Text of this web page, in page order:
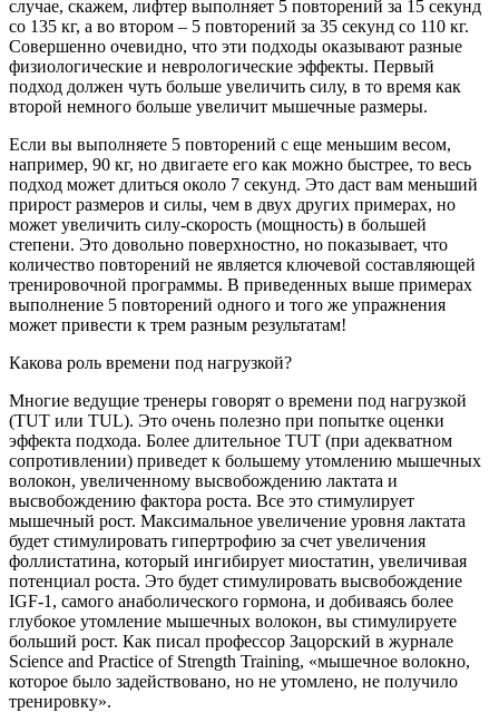
случае, скажем, лифтер выполняет 5 повторений за 15 секунд
со 135 кг, а во втором – 5 повторений за 35 секунд со 110 кг.
Совершенно очевидно, что эти подходы оказывают разные
физиологические и неврологические эффекты. Первый
подход должен чуть больше увеличить силу, в то время как
второй немного больше увеличит мышечные размеры.
Если вы выполняете 5 повторений с еще меньшим весом,
например, 90 кг, но двигаете его как можно быстрее, то весь
подход может длиться около 7 секунд. Это даст вам меньший
прирост размеров и силы, чем в двух других примерах, но
может увеличить силу-скорость (мощность) в большей
степени. Это довольно поверхностно, но показывает, что
количество повторений не является ключевой составляющей
тренировочной программы. В приведенных выше примерах
выполнение 5 повторений одного и того же упражнения
может привести к трем разным результатам!
Какова роль времени под нагрузкой?
Многие ведущие тренеры говорят о времени под нагрузкой
(TUT или TUL). Это очень полезно при попытке оценки
эффекта подхода. Более длительное TUT (при адекватном
сопротивлении) приведет к большему утомлению мышечных
волокон, увеличенному высвобождению лактата и
высвобождению фактора роста. Все это стимулирует
мышечный рост. Максимальное увеличение уровня лактата
будет стимулировать гипертрофию за счет увеличения
фоллистатина, который ингибирует миостатин, увеличивая
потенциал роста. Это будет стимулировать высвобождение
IGF-1, самого анаболического гормона, и добиваясь более
глубокое утомление мышечных волокон, вы стимулируете
больший рост. Как писал профессор Зацорский в журнале
Science and Practice of Strength Training, «мышечное волокно,
которое было задействовано, но не утомлено, не получило
тренировку».